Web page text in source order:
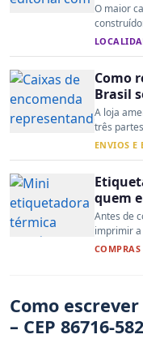
O maior
Como
Brasil
A loja
três
ENVIOS E
quem
Antes de
imprimir
COMPRAS
Como
– CEP 86716-